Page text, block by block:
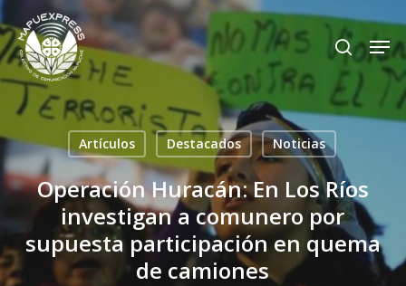
Skip
to
main
content
search
Artículos Destacados Noticias
Operación Huracán: En Los Ríos
investigan a comunero por
supuesta participación en quema
de camiones
Close
Menu